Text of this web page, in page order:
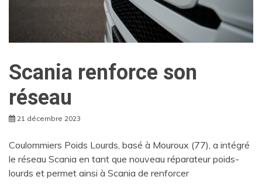
Scania renforce son
réseau
21 décembre 2023
Coulommiers Poids Lourds, basé à Mouroux (77), a intégré
le réseau Scania en tant que nouveau réparateur poids-
lourds et permet ainsi à Scania de renforcer